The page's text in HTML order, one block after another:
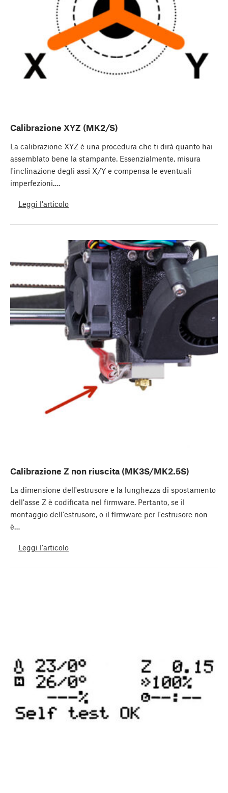
Calibrazione XYZ (MK2/S)
La calibrazione XYZ è una procedura che ti dirà quanto hai
assemblato bene la stampante. Essenzialmente, misura
l'inclinazione degli assi X/Y e compensa le eventuali
imperfezioni.…
Leggi l'articolo
Calibrazione Z non riuscita (MK3S/MK2.5S)
La dimensione dell'estrusore e la lunghezza di spostamento
dell'asse Z è codificata nel firmware. Pertanto, se il
montaggio dell'estrusore, o il firmware per l'estrusore non
è…
Leggi l'articolo